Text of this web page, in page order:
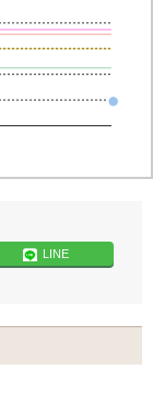
LINE